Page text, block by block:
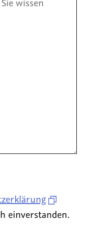
einverstanden.